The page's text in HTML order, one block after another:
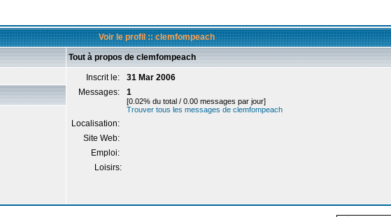
Voir le profil :: clemfompeach
Tout à propos de clemfompeach
Inscrit le:
31 Mar 2006
Messages:
1
[0.02% du total / 0.00 messages par jour]
Trouver tous les messages de clemfompeach
Localisation:
Site Web:
Emploi:
Loisirs: